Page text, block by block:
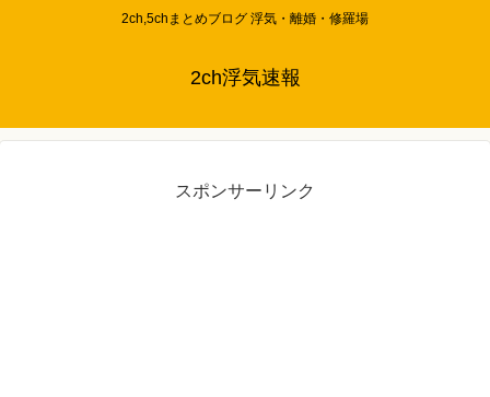
2ch,5chまとめブログ 浮気・離婚・修羅場
2ch浮気速報
スポンサーリンク